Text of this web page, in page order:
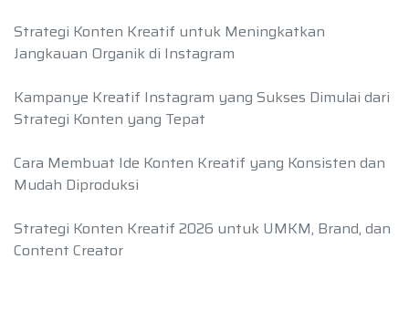
Strategi Konten Kreatif untuk Meningkatkan
Jangkauan Organik di Instagram
Kampanye Kreatif Instagram yang Sukses Dimulai dari
Strategi Konten yang Tepat
Cara Membuat Ide Konten Kreatif yang Konsisten dan
Mudah Diproduksi
Strategi Konten Kreatif 2026 untuk UMKM, Brand, dan
Content Creator